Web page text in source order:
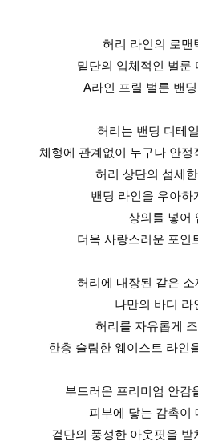
허리 라인의 로맨
밑단의 입체적인 벌룬
A라인 프릴 벌룬 밴
허리는 밴딩 디테
체형에 관계없이 누구나 안정
허리 상단의 섬세
밴딩 라인을 우아하
상의를 넣어
더욱 사랑스러운 포인
허리에 내장된 같은
나만의 바디 라
허리를 자유롭게
한층 슬림한 웨이스트 라인
부드러운 프리미엄 안감
피부에 닿는 감촉이
겉단의 풍성한 아웃핏을 받